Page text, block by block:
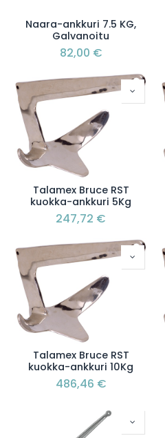
Naara-ankkuri 7.5 KG,
Galvanoitu
82,00 €
Talamex Bruce RST
kuokka-ankkuri 5Kg
247,72 €
Talamex Bruce RST
kuokka-ankkuri 10Kg
486,46 €